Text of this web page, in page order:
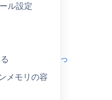
ル設定
メモリの容
した場合...
ューから
Jira サ
ーバーの停止
ストールしなかっ
トールしなかっ
よび停止する必
動...